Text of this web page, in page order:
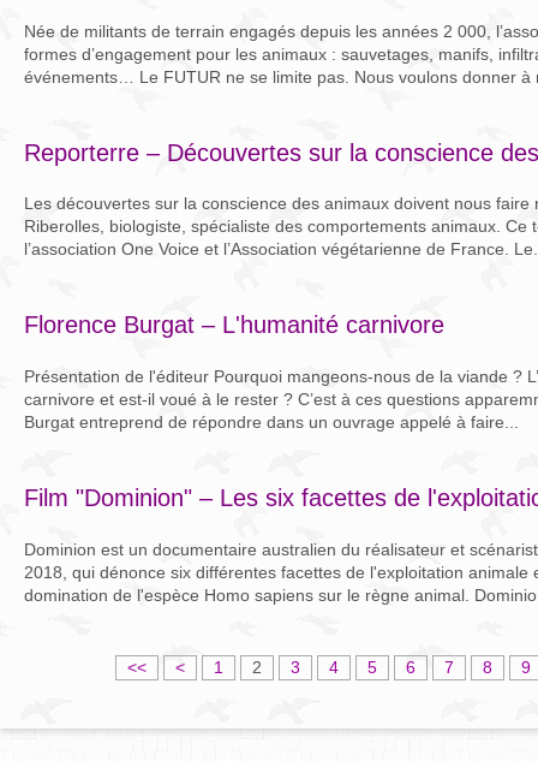
Née de militants de terrain engagés depuis les années 2 000,
formes d’engagement pour les animaux : sauvetages, manifs,
événements… Le FUTUR ne se limite pas. Nous voulons donner à
Reporterre – Découvertes sur la conscience
Les découvertes sur la conscience des animaux doivent nous
Riberolles, biologiste, spécialiste des comportements animaux. Ce
l’association One Voice et l’Association végétarienne de France.
Florence Burgat – L'humanité carnivore
Présentation de l'éditeur Pourquoi mangeons-nous de la viande ?
carnivore et est-il voué à le rester ? C’est à ces questions
Burgat entreprend de répondre dans un ouvrage appelé à faire...
Film "Dominion" – Les six facettes de
Dominion est un documentaire australien du réalisateur et
2018, qui dénonce six différentes facettes de l'exploitation animale
domination de l'espèce Homo sapiens sur le règne animal.
<< < 1 2 3 4 5 6 7 8 9